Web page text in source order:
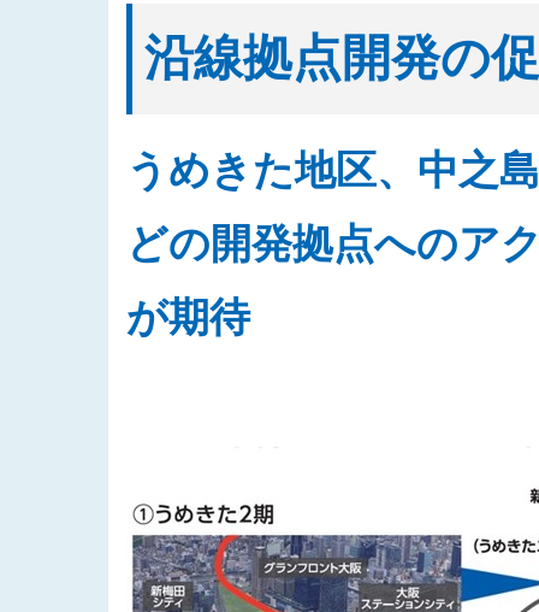
沿線拠点開発の
うめきた地区、中之
どの開発拠点へのア
が期待